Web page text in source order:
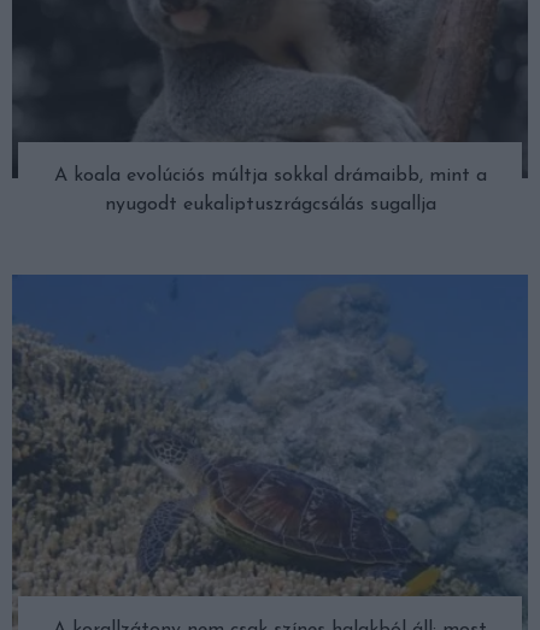
A koala evolúciós múltja sokkal drámaibb, mint a
nyugodt eukaliptuszrágcsálás sugallja